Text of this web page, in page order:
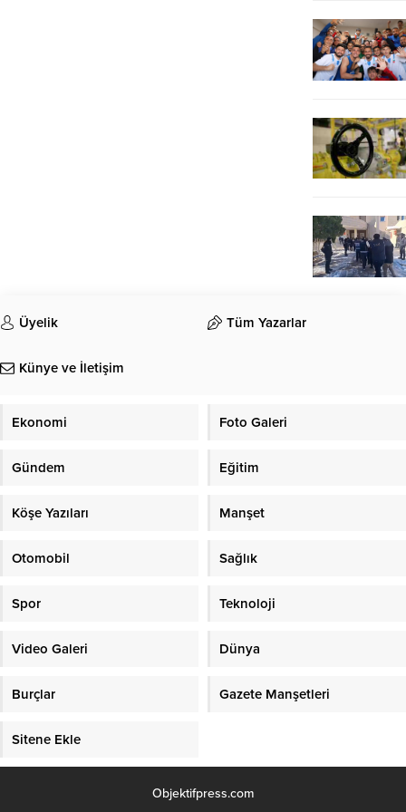
Üyelik Tüm Yazarlar
Künye ve İletişim
Ekonomi Foto Galeri
Gündem Eğitim
Köşe Yazıları Manşet
Otomobil Sağlık
Spor Teknoloji
Video Galeri Dünya
Burçlar Gazete Manşetleri
Sitene Ekle
Objektifpress.com